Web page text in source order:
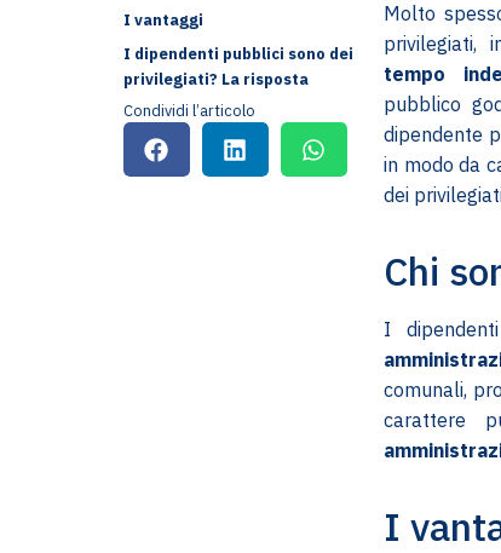
I vantaggi
I dipendenti pubblici sono dei
privilegiati? La risposta
Condividi l’articolo
Molto
privilegiati,
tempo
pubblico
dipendente
in modo da
dei
Chi
I
comunali,
carattere
I